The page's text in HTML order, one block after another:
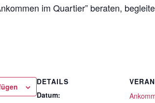
im Quartier” beraten,
DETAILS
Datum: